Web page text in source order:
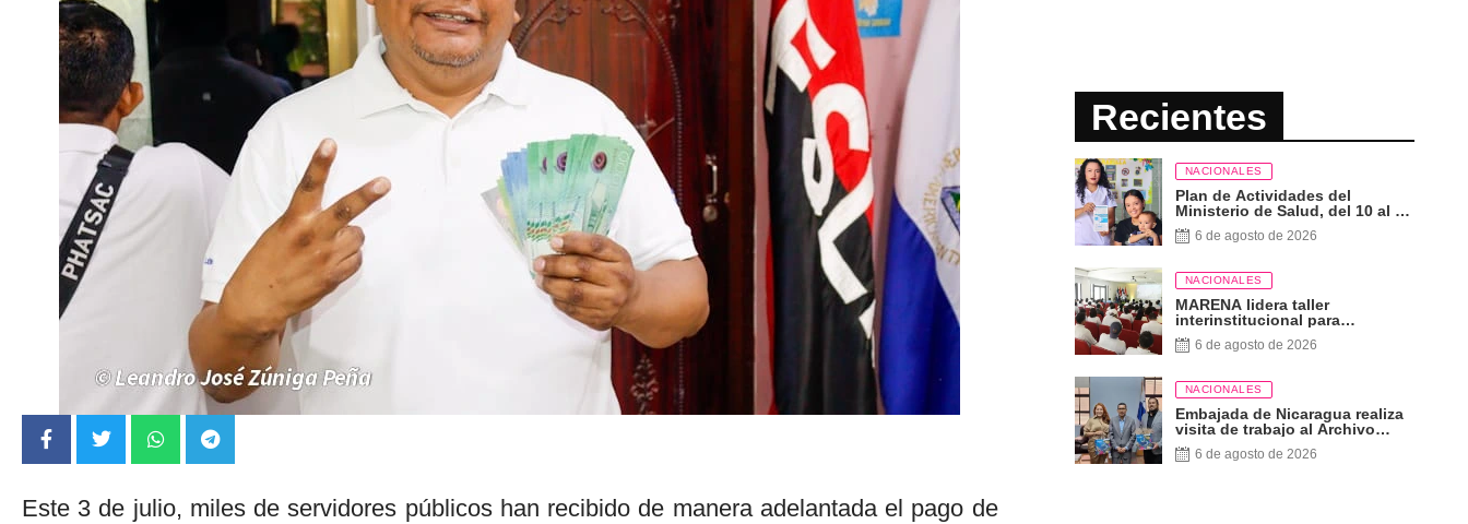
Este 3 de julio, miles de servidores públicos han recibido de manera adelantada el pago de
Recientes
NACIONALES
Plan de Actividades del
Ministerio de Salud, del 10 al 16
de Agosto 2026
6 de agosto de 2026
NACIONALES
MARENA lidera taller
interinstitucional para
fortalecer la gestión ambiental
y la supervisión energética
6 de agosto de 2026
NACIONALES
Embajada de Nicaragua realiza
visita de trabajo al Archivo
Nacional de Panamá
6 de agosto de 2026